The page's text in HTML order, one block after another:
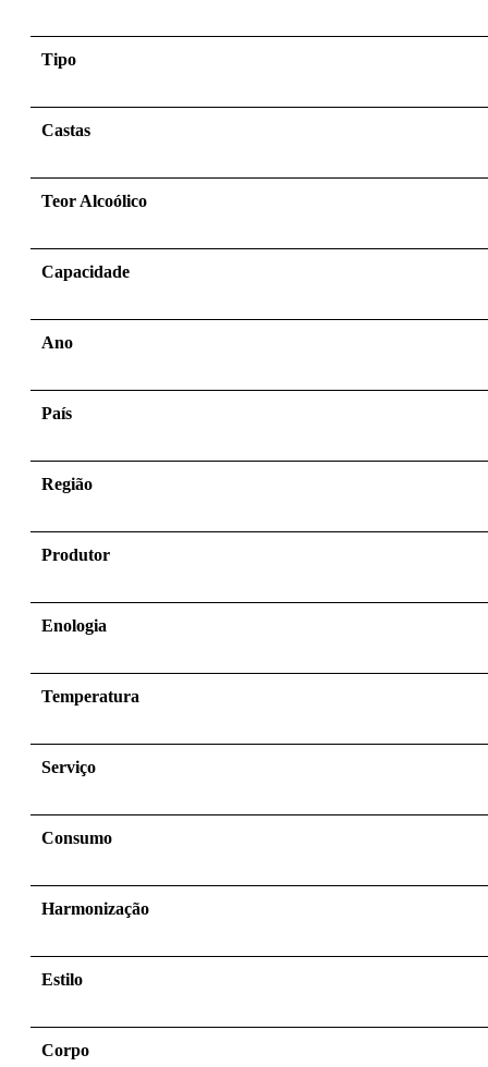
Tipo
Castas
Teor Alcoólico
Capacidade
Ano
País
Região
Produtor
Enologia
Temperatura
Serviço
Consumo
Harmonização
Estilo
Corpo